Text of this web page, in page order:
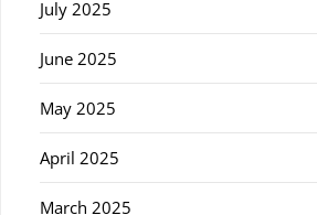
July 2025
June 2025
May 2025
April 2025
March 2025